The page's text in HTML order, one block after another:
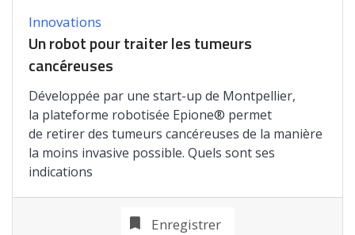
Innovations
Un robot pour traiter les tumeurs
cancéreuses
Développée par une start-up de Montpellier,
la plateforme robotisée Epione® permet
de retirer des tumeurs cancéreuses de la manière
la moins invasive possible. Quels sont ses
indications
Enregistrer